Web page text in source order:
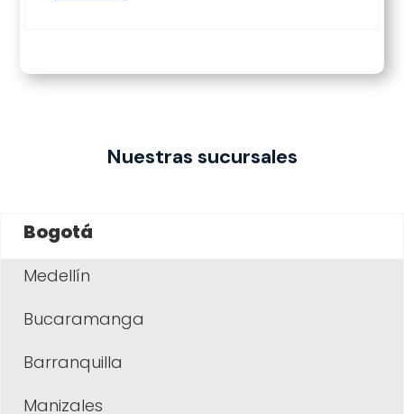
Nuestras sucursales
Bogotá
Medellín
Bucaramanga
Barranquilla
Manizales